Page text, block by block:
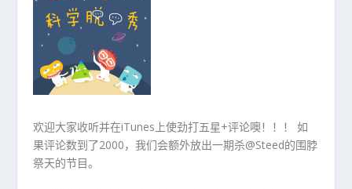
欢迎大家收听并在iTunes上使劲打五星+评论噢！！！ 如
果评论数到了2000，我们会额外放出一期杀@Steed的围脖
祭天的节目。